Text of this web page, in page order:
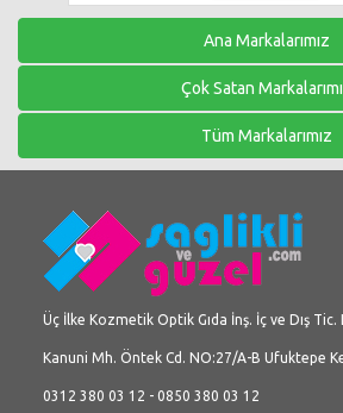
Ana Markalarımız
Çok Satan
Tüm Markalarımız
Üç İlke Kozmetik Optik Gıda İnş. İç ve Dış Tic.
Kanuni Mh. Öntek Cd. NO:27/A-B Ufuktepe
0312 380 03 12 - 0850 380 03 12